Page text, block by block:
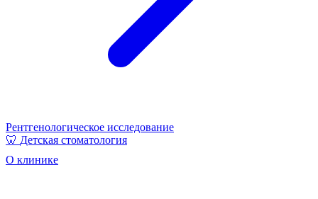
Рентгенологическое исследование
🦷 Детская стоматология
О клинике